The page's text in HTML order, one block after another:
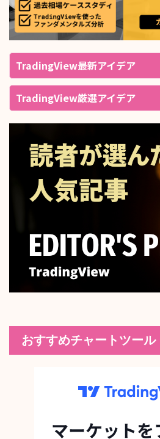
TradingView最新アイデア
TradingView厳選アイデア
おすすめチャートツール